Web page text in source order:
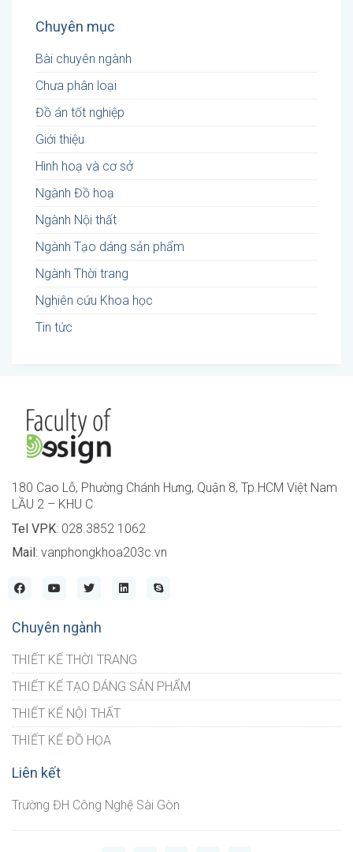
Chuyên mục
Bài chuyên ngành
Chưa phân loại
Đồ án tốt nghiệp
Giới thiệu
Hình hoạ và cơ sở
Ngành Đồ hoạ
Ngành Nội thất
Ngành Tạo dáng sản phẩm
Ngành Thời trang
Nghiên cứu Khoa học
Tin tức
180 Cao Lỗ, Phường Chánh Hưng, Quận 8, Tp.HCM Việt Nam
LẦU 2 – KHU C
Tel VPK: 028.3852 1062
Mail: vanphongkhoa203c.vn
Chuyên ngành
THIẾT KẾ THỜI TRANG
THIẾT KẾ TẠO DÁNG SẢN PHẨM
THIẾT KẾ NỘI THẤT
THIẾT KẾ ĐỒ HỌA
Liên kết
Trường ĐH Công Nghệ Sài Gòn